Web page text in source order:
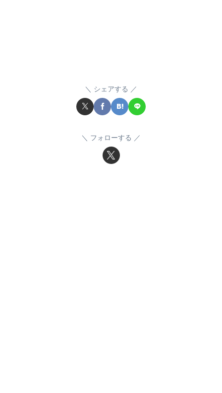
シェアする
フォローする